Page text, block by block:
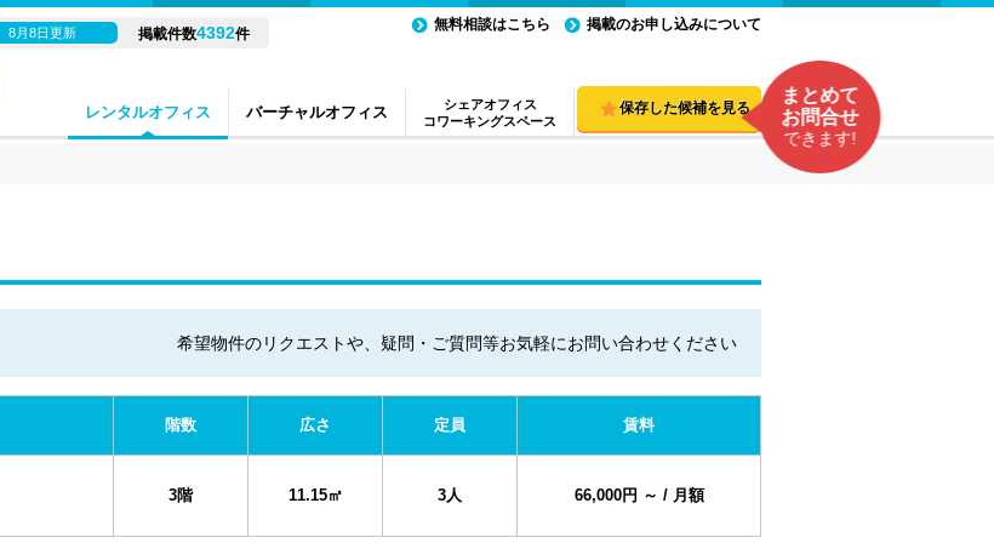
レンタルオフィス バーチャルオフィス
シェアオフィス
コワーキングスペース
8月8日更新 掲載件数4392件
無料相談はこちら 掲載のお申し込みについて
保存した候補を見る
まとめて
お問合せ
できます!
希望物件のリクエストや、疑問・ご質問等お気軽にお問い合わせください
階数 広さ 定員 賃料
3階 11.15㎡ 3人 66,000円 ～ / 月額